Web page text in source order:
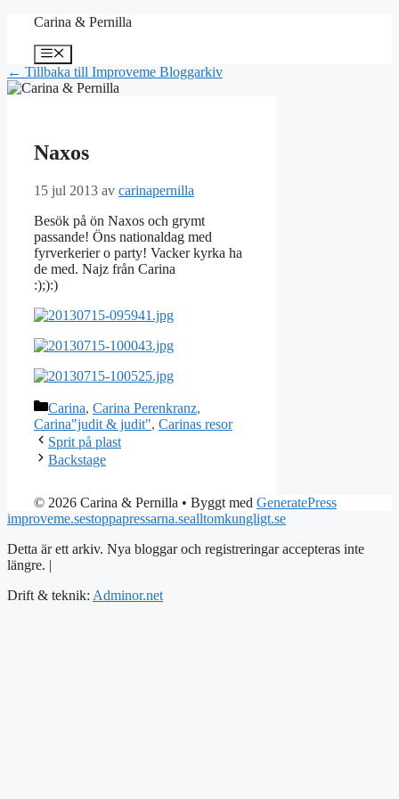
Hoppa
innehåll
Carina & Pernilla
Meny
← Tillbaka till Improveme Bloggarkiv
Naxos
15 jul 2013 av carinapernilla
Besök på ön Naxos och grymt
passande! Öns nationaldag med
fyrverkerier o party! Vacker kyrka ha
de med. Najz från Carina
:);):)
Kategorier
Carina, Carina Perenkranz,
Carina"judit & judit", Carinas resor
Sprit på plast
Backstage
© 2026 Carina & Pernilla • Byggt med GeneratePress
improveme.sestoppapressarna.sealltomkungligt.se
Detta är ett arkiv. Nya bloggar och registreringar accepteras inte
längre. |
Drift & teknik: Adminor.net